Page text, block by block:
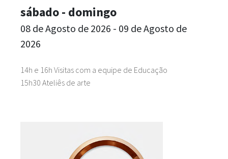
14h e 16h Visitas com a equipe de Educação
15h30 Ateliês de arte
sábado - domingo
08 de Agosto de 2026 - 09 de Agosto de
2026